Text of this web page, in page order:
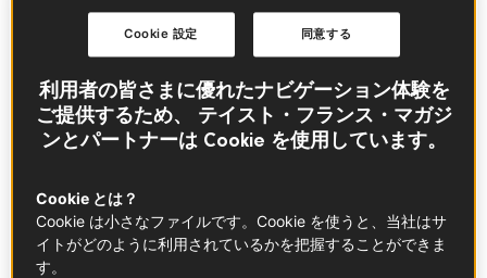
リカー＆スピリッツ
アペロ・タイム、アペリティフにぴったりのおつまみ
ブルゴーニュ・フランシュ=コンテ
利用者の皆さまに優れたナビゲーション体験を
ご提供するため、 テイスト・フランス・マガジ
ンとパートナーは Cookie を使用しています。
Cookie とは？
Cookie は小さなファイルです。Cookie を使うと、当社はサ
イトがどのように利用されているかを把握することができま
す。
同意する
Cookie 設定